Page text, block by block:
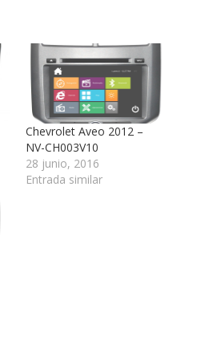
Chevrolet Aveo 2012 –
NV-CH003V10
28 junio, 2016
Entrada similar